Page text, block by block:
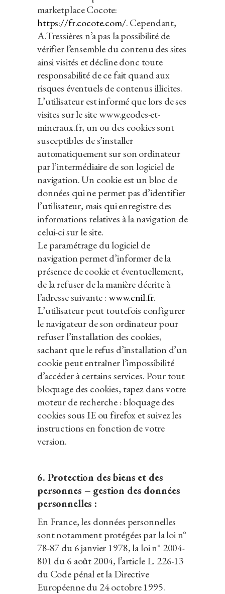
marketplace Cocote:
https://fr.cocote.com/. Cependant,
A.Tressières n’a pas la possibilité de
vérifier l’ensemble du contenu des sites
ainsi visités et décline donc toute
responsabilité de ce fait quand aux
risques éventuels de contenus illicites.
L’utilisateur est informé que lors de ses
visites sur le site www.geodes-et-
mineraux.fr, un ou des cookies sont
susceptibles de s’installer
automatiquement sur son ordinateur
par l’intermédiaire de son logiciel de
navigation. Un cookie est un bloc de
données qui ne permet pas d’identifier
l’utilisateur, mais qui enregistre des
informations relatives à la navigation de
celui-ci sur le site.
Le paramétrage du logiciel de
navigation permet d’informer de la
présence de cookie et éventuellement,
de la refuser de la manière décrite à
l’adresse suivante :www.cnil.fr.
L’utilisateur peut toutefois configurer
le navigateur de son ordinateur pour
refuser l’installation des cookies,
sachant que le refus d’installation d’un
cookie peut entraîner l’impossibilité
d’accéder à certains services. Pour tout
bloquage des cookies, tapez dans votre
moteur de recherche : bloquage des
cookies sous IE ou firefox et suivez les
instructions en fonction de votre
version.
6. Protection des biens et des
personnes – gestion des données
personnelles :
En France, les données personnelles
sont notamment protégées par la loi n°
78-87 du 6 janvier 1978, la loi n° 2004-
801 du 6 août 2004, l’article L. 226-13
du Code pénal et la Directive
Européenne du 24 octobre 1995.